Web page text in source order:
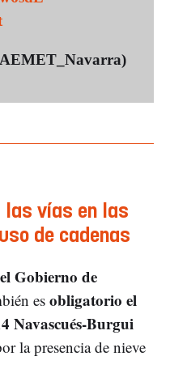
las vías en las
de cadenas
Gobierno de
es obligatorio el
Navascués-Burgui
la presencia de nieve